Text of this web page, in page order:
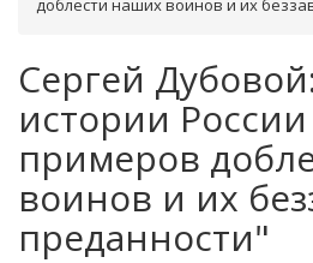
доблести наших воинов и их
Сергей
истории
примеров
воинов и их
преданности"